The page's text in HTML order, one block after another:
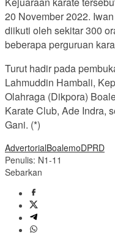
20 November 2022.
diikuti oleh sekitar 300
beberapa perguruan
Turut hadir pada
Lahmuddin Hambali,
Olahraga (Dikpora)
Karate Club, Ade Indra,
Gani. (*)
AdvertorialBoalemoDPRD
Penulis: N1-11
Sebarkan